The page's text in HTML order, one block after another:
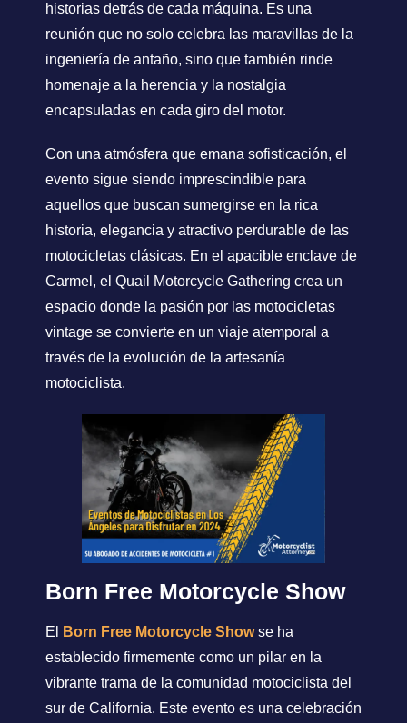
historias detrás de cada máquina. Es una
reunión que no solo celebra las maravillas de la
ingeniería de antaño, sino que también rinde
homenaje a la herencia y la nostalgia
encapsuladas en cada giro del motor.
Con una atmósfera que emana sofisticación, el
evento sigue siendo imprescindible para
aquellos que buscan sumergirse en la rica
historia, elegancia y atractivo perdurable de las
motocicletas clásicas. En el apacible enclave de
Carmel, el Quail Motorcycle Gathering crea un
espacio donde la pasión por las motocicletas
vintage se convierte en un viaje atemporal a
través de la evolución de la artesanía
motociclista.
Born Free Motorcycle Show
El Born Free Motorcycle Showse ha
establecido firmemente como un pilar en la
vibrante trama de la comunidad motociclista del
sur de California. Este evento es una celebración